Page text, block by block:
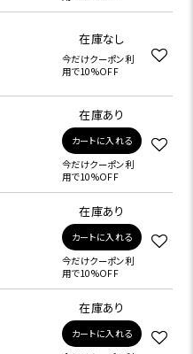
在庫なし
今だけクーポン利
用で10%OFF
在庫あり
カートに入れる
今だけクーポン利
用で10%OFF
在庫あり
カートに入れる
今だけクーポン利
用で10%OFF
在庫あり
カートに入れる